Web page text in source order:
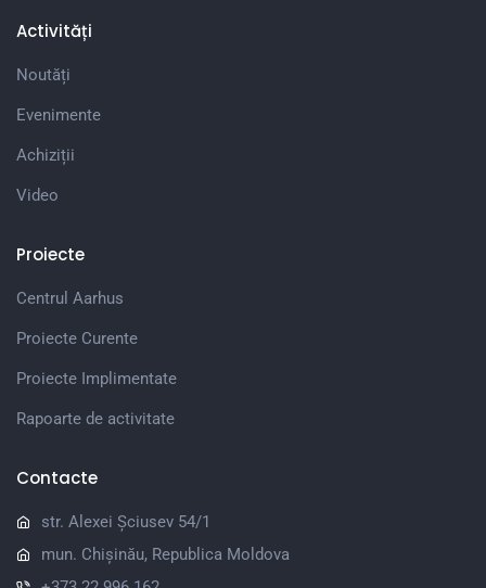
Activități
Noutăți
Evenimente
Achiziții
Video
Proiecte
Centrul Aarhus
Proiecte Curente
Proiecte Implimentate
Rapoarte de activitate
Contacte
str. Alexei Șciusev 54/1
mun. Chișinău, Republica Moldova